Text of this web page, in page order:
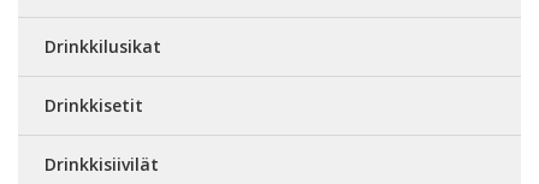
Drinkkilusikat
Drinkkisetit
Drinkkisiivilät